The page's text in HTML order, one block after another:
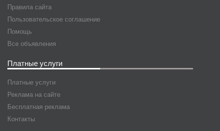
Правила сайта
Пользовательское соглашение
Помощь
Все объявления
Платные услуги
Платные услуги
Реклама на сайте
Бесплатная реклама
Контакты